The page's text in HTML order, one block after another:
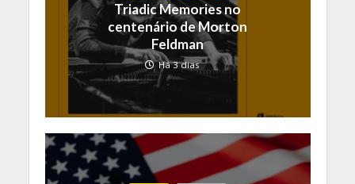
Triadic Memories no
centenário de Morton
Feldman
Há 3 dias